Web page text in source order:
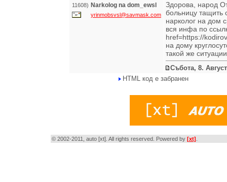
11608) Narkolog na dom_ewsl
yrinmobsvsl@savmask.com
Здорова, народ
больницу тащить
нарколог на дом
вся инфа по
href=https://
на дому
такой же ситуации
Събота, 8.
HTML код е забранен
© 2002-2011, auto [xt]. All rights reserved. Powered by [xt]